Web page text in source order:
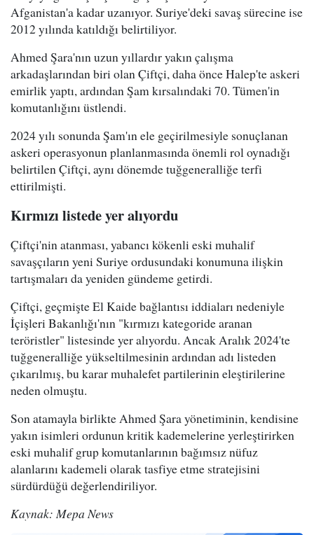
Afganistan'a kadar uzanıyor. Suriye'deki savaş sürecine ise
2012 yılında katıldığı belirtiliyor.
Ahmed Şara'nın uzun yıllardır yakın çalışma
arkadaşlarından biri olan Çiftçi, daha önce Halep'te askeri
emirlik yaptı, ardından Şam kırsalındaki 70. Tümen'in
komutanlığını üstlendi.
2024 yılı sonunda Şam'ın ele geçirilmesiyle sonuçlanan
askeri operasyonun planlanmasında önemli rol oynadığı
belirtilen Çiftçi, aynı dönemde tuğgeneralliğe terfi
ettirilmişti.
Kırmızı listede yer alıyordu
Çiftçi'nin atanması, yabancı kökenli eski muhalif
savaşçıların yeni Suriye ordusundaki konumuna ilişkin
tartışmaları da yeniden gündeme getirdi.
Çiftçi, geçmişte El Kaide bağlantısı iddiaları nedeniyle
İçişleri Bakanlığı'nın "kırmızı kategoride aranan
teröristler" listesinde yer alıyordu. Ancak Aralık 2024'te
tuğgeneralliğe yükseltilmesinin ardından adı listeden
çıkarılmış, bu karar muhalefet partilerinin eleştirilerine
neden olmuştu.
Son atamayla birlikte Ahmed Şara yönetiminin, kendisine
yakın isimleri ordunun kritik kademelerine yerleştirirken
eski muhalif grup komutanlarının bağımsız nüfuz
alanlarını kademeli olarak tasfiye etme stratejisini
sürdürdüğü değerlendiriliyor.
Kaynak: Mepa News